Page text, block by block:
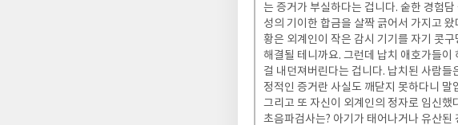
는 증거가 부실하다는 겁니다. 숱한 경험
성의 기이한 합금을 살짝 긁어서 가지고
황은 외계인이 작은 감시 기기를 자기 콧
해결될 테니까요. 그런데 납치 애호가들
걸 내던져버린다는 겁니다. 납치된 사람
정적인 증거란 사실도 깨닫지 못하다니 말
그리고 또 자신이 외계인의 정자로 임신
초음파검사는? 아기가 태어나거나 유산된